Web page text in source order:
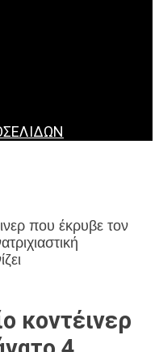
που έκρυβε τον
κοντέινερ